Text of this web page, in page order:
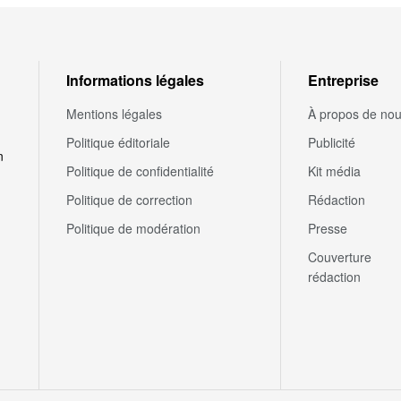
Informations légales
Mentions légales
Politique éditoriale
Politique de confidentialité
Politique de correction
Politique de modération
Entreprise
À propos de
Publicité
Kit média
Rédaction
Presse
Couverture
rédaction